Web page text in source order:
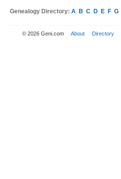
Genealogy Directory: A B C D E F G
© 2026 Geni.com About Directory